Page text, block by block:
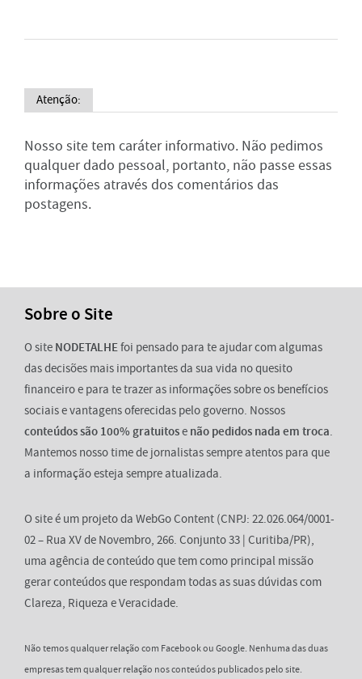
Atenção:
Nosso site tem caráter informativo. Não pedimos
qualquer dado pessoal, portanto, não passe essas
informações através dos comentários das
postagens.
Sobre o Site
O site NODETALHEfoi pensado para te ajudar com algumas
das decisões mais importantes da sua vida no quesito
financeiro e para te trazer as informações sobre os benefícios
sociais e vantagens oferecidas pelo governo. Nossos
conteúdos são 100% gratuitose não pedidos nada em troca.
Mantemos nosso time de jornalistas sempre atentos para que
a informação esteja sempre atualizada.
O site é um projeto da WebGo Content (CNPJ: 22.026.064/0001-
02 – Rua XV de Novembro, 266. Conjunto 33 | Curitiba/PR),
uma agência de conteúdo que tem como principal missão
gerar conteúdos que respondam todas as suas dúvidas com
Clareza, Riqueza e Veracidade.
Não temos qualquer relação com Facebook ou Google. Nenhuma das duas
empresas tem qualquer relação nos conteúdos publicados pelo site.